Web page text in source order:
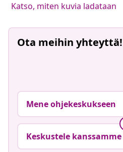
Katso, miten kuvia ladataan
Ota meihin yhteyttä!
Mene ohjekeskukseen
Keskustele kanssamme